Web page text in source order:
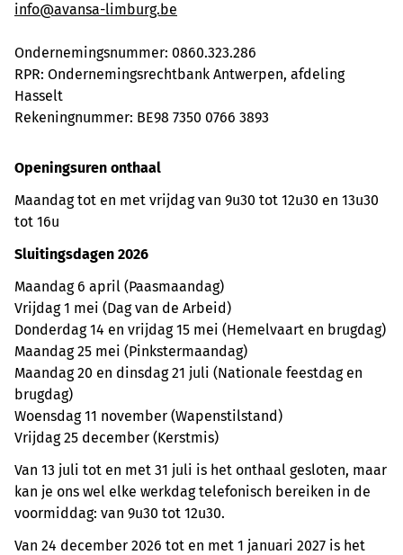
info@avansa-limburg.be
Ondernemingsnummer: ​0860.323.286
RPR: Ondernemingsrechtbank Antwerpen, afdeling
Hasselt
Rekeningnummer: BE98 7350 0766 3893
Openingsuren onthaal
Maandag tot en met vrijdag van 9u30 tot 12u30 en 13u30
tot 16u
Sluitingsdagen 2026
Maandag 6 april (Paasmaandag)
Vrijdag 1 mei (Dag van de Arbeid)
Donderdag 14 en vrijdag 15 mei (Hemelvaart en brugdag)
Maandag 25 mei (Pinkstermaandag)
Maandag 20 en dinsdag 21 juli (Nationale feestdag en
brugdag)
Woensdag 11 november (Wapenstilstand)
Vrijdag 25 december (Kerstmis)
Van 13 juli tot en met 31 juli is het onthaal gesloten, maar
kan je ons wel elke werkdag telefonisch bereiken in de
voormiddag: van 9u30 tot 12u30.
Van 24 december 2026 tot en met 1 januari 2027 is het